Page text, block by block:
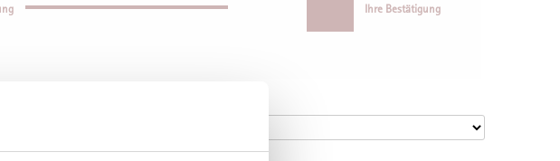
Ihre Bestätigung